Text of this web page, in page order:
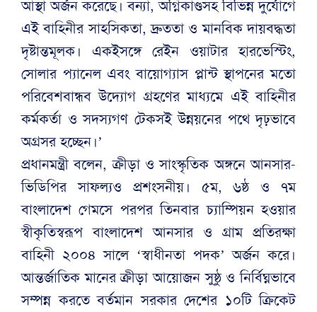
আস্থা অর্জন করেছে। বন্যা, অগ্নিকাণ্ডসহ বিভিন্ন দুর্যোগে
এই বাহিনীর সাহসিকতা, দ্রুততা ও মানবিক দায়বদ্ধতা
দৃষ্টান্তমূলক। একইসঙ্গে রেইন ওয়াটার হারভেস্টিং,
সোলার প্যানেল এবং বায়োগ্যাস প্লান্ট স্থাপনের মতো
পরিবেশবান্ধব উদ্যোগ গ্রহণের মাধ্যমে এই বাহিনীর
কর্মকর্তা ও সদস্যগণ টেকসই উন্নয়নের পথে দৃঢ়ভাবে
অগ্রসর হচ্ছেন।’
প্রধানমন্ত্রী বলেন, ক্রীড়া ও সাংস্কৃতিক অঙ্গনে আনসার-
ভিডিপির সাফল্যও প্রশংসনীয়। ৫ম, ৬ষ্ঠ ও ৭ম
বাংলাদেশ গেমসে পরপর তিনবার চ্যাম্পিয়ন হওয়ার
স্বীকৃতিস্বরূপ বাংলাদেশ আনসার ও গ্রাম প্রতিরক্ষা
বাহিনী ২০০৪ সালে ‘স্বাধীনতা পদক’ অর্জন করে।
আন্তর্জাতিক মানের ক্রীড়া আয়োজন সুষ্ঠু ও নির্বিঘ্নভাবে
সম্পন্ন করতে বর্তমান সরকার দেশের ১০টি ক্রিকেট